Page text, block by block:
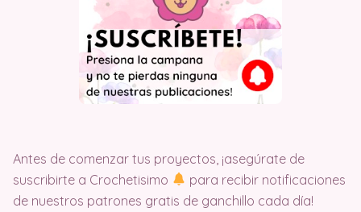
Antes de comenzar tus proyectos, ¡asegúrate de
suscribirte a Crochetisimo
para recibir notificaciones
de nuestros patrones gratis de ganchillo cada día!